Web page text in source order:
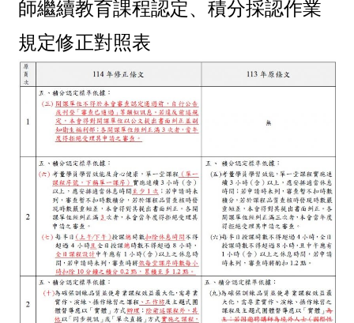
師繼續教育課程認定、積分採認作業
規定修正對照表